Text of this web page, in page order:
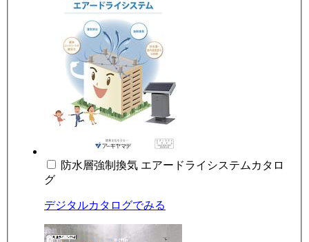
防水層強制換気 エアードライシステムカタロ
グ
デジタルカタログでみる